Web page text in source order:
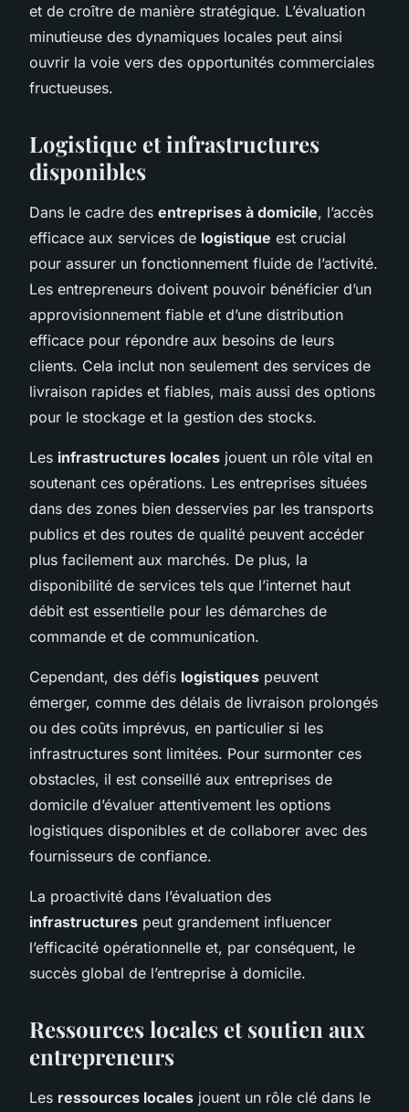
et de croître de manière stratégique. L’évaluation
minutieuse des dynamiques locales peut ainsi
ouvrir la voie vers des opportunités commerciales
fructueuses.
Logistique et infrastructures
disponibles
Dans le cadre des entreprises à domicile, l’accès
efficace aux services de logistique est crucial
pour assurer un fonctionnement fluide de l’activité.
Les entrepreneurs doivent pouvoir bénéficier d’un
approvisionnement fiable et d’une distribution
efficace pour répondre aux besoins de leurs
clients. Cela inclut non seulement des services de
livraison rapides et fiables, mais aussi des options
pour le stockage et la gestion des stocks.
Les infrastructures locales jouent un rôle vital en
soutenant ces opérations. Les entreprises situées
dans des zones bien desservies par les transports
publics et des routes de qualité peuvent accéder
plus facilement aux marchés. De plus, la
disponibilité de services tels que l’internet haut
débit est essentielle pour les démarches de
commande et de communication.
Cependant, des défis logistiques peuvent
émerger, comme des délais de livraison prolongés
ou des coûts imprévus, en particulier si les
infrastructures sont limitées. Pour surmonter ces
obstacles, il est conseillé aux entreprises de
domicile d’évaluer attentivement les options
logistiques disponibles et de collaborer avec des
fournisseurs de confiance.
La proactivité dans l’évaluation des
infrastructures peut grandement influencer
l’efficacité opérationnelle et, par conséquent, le
succès global de l’entreprise à domicile.
Ressources locales et soutien aux
entrepreneurs
Les ressources locales jouent un rôle clé dans le